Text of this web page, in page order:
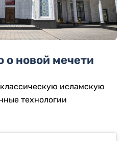
о новой мечети
исламскую
технологии